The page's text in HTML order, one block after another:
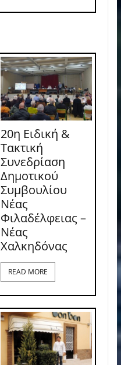
20η Ειδική &
Τακτική
Συνεδρίαση
Δημοτικού
Συμβουλίου
Νέας
Φιλαδέλφειας –
Νέας
Χαλκηδόνας
READ MORE